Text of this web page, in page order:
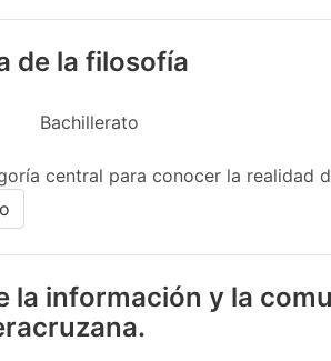
de la filosofía
Bachillerato
central para conocer la realidad
la información y la